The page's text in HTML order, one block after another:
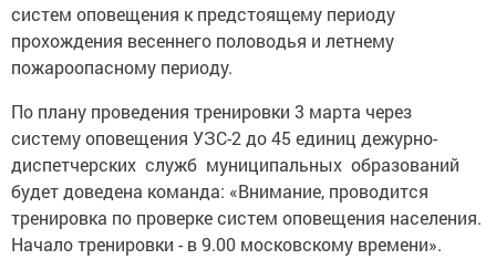
систем оповещения к предстоящему периоду
прохождения весеннего половодья и летнему
пожароопасному периоду.
По плану проведения тренировки 3 марта через
систему оповещения УЗС-2 до 45 единиц дежурно-
диспетчерских служб муниципальных образований
будет доведена команда: «Внимание, проводится
тренировка по проверке систем оповещения населения.
Начало тренировки - в 9.00 московскому времени».